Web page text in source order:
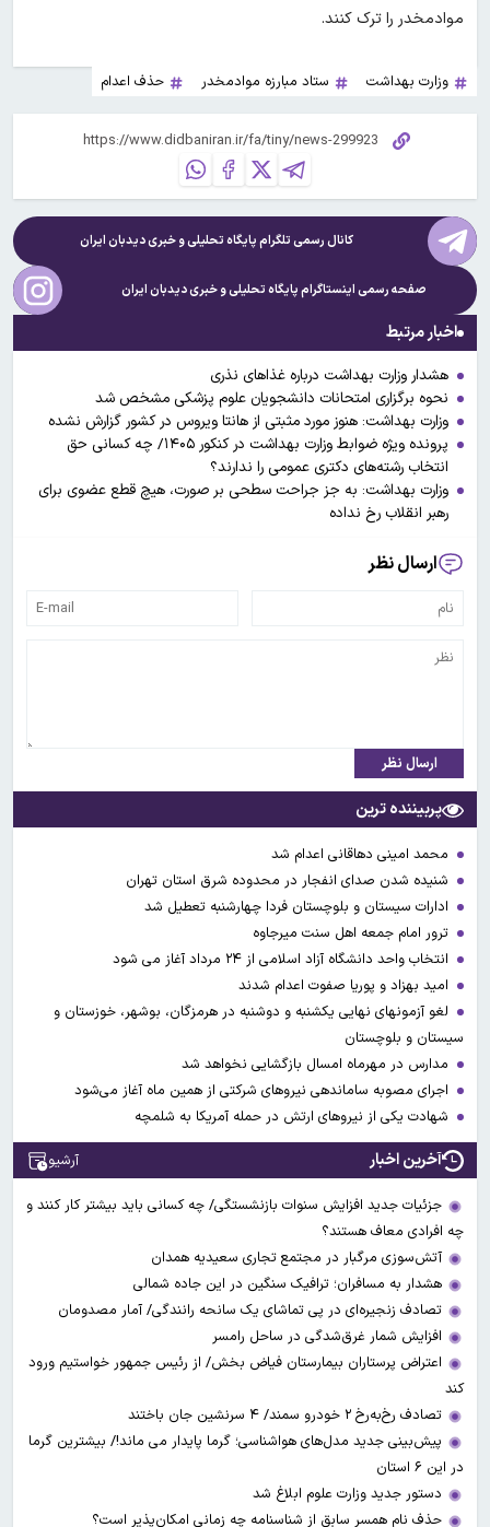
موادمخدر را ترک کنند.
وزارت بهداشت ستاد مبارزه موادمخدر حذف اعدام
کانال رسمی تلگرام پایگاه تحلیلی و خبریدیدبان ایران
صفحه رسمی اینستاگرام پایگاه تحلیلی و خبریدیدبان ایران
اخبار مرتبط
هشدار وزارت بهداشت درباره غذاهای نذری
نحوه برگزاری امتحانات دانشجویان علوم پزشکی مشخص شد
وزارت بهداشت: هنوز مورد مثبتی از هانتا ویروس در کشور گزارش نشده
پرونده ویژه ضوابط وزارت بهداشت در کنکور ۱۴۰۵/ چه کسانی حق
انتخاب رشته‌های دکتری عمومی را ندارند؟
وزارت بهداشت: به جز جراحت سطحی بر صورت، هیچ قطع عضوی برای
رهبر انقلاب رخ نداده
ارسال نظر
ارسال نظر
پربیننده ترین
محمد امینی دهاقانی اعدام شد
شنیده شدن صدای انفجار در محدوده شرق استان تهران
ادارات سیستان و بلوچستان فردا چهارشنبه تعطیل شد
ترور امام جمعه اهل سنت میرجاوه
انتخاب واحد دانشگاه آزاد اسلامی از ۲۴ مرداد آغاز می شود
امید بهزاد و پوریا صفوت اعدام شدند
لغو آزمونهای نهایی یکشنبه و دوشنبه در هرمزگان، بوشهر، خوزستان و
سیستان و بلوچستان
مدارس در مهرماه امسال بازگشایی نخواهد شد
اجرای مصوبه ساماندهی نیرو‌های شرکتی از همین ماه آغاز می‌شود
شهادت یکی از نیروهای ارتش در حمله آمریکا به شلمچه
آخرین اخبار آرشیو
جزئیات جدید افزایش سنوات بازنشستگی/ چه کسانی باید بیشتر کار کنند و
چه افرادی معاف هستند؟
آتش‌سوزی مرگبار در مجتمع تجاری سعیدیه همدان
هشدار به مسافران؛ ترافیک سنگین در این جاده شمالی
تصادف زنجیره‌ای در پی تماشای یک سانحه رانندگی/ آمار مصدومان
افزایش شمار غرق‌شدگی در ساحل رامسر
اعتراض پرستاران بیمارستان فیاض بخش/ از رئیس جمهور خواستیم ورود
کند
تصادف رخ‌به‌رخ ۲ خودرو سمند/ ۴ سرنشین جان باختند
پیش‌بینی جدید مدل‌های هواشناسی؛ گرما پایدار می ماند!/ بیشترین گرما
در این ۶ استان
دستور جدید وزارت علوم ابلاغ شد
حذف نام همسر سابق از شناسنامه چه زمانی امکان‌پذیر است؟